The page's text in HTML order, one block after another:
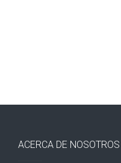
ACERCA DE NOSOTROS